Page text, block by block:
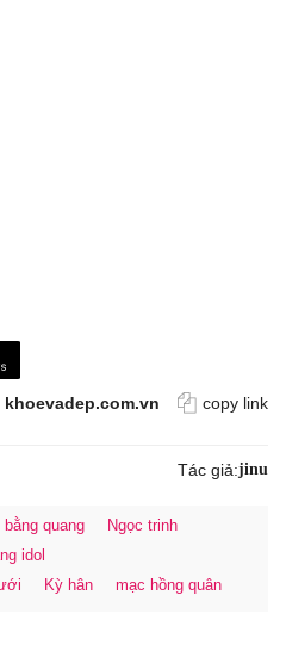
khoevadep.com.vn copy link
Tác giả:jinu
quang
Ngọc trinh
idol
Kỳ hân mạc hồng quân